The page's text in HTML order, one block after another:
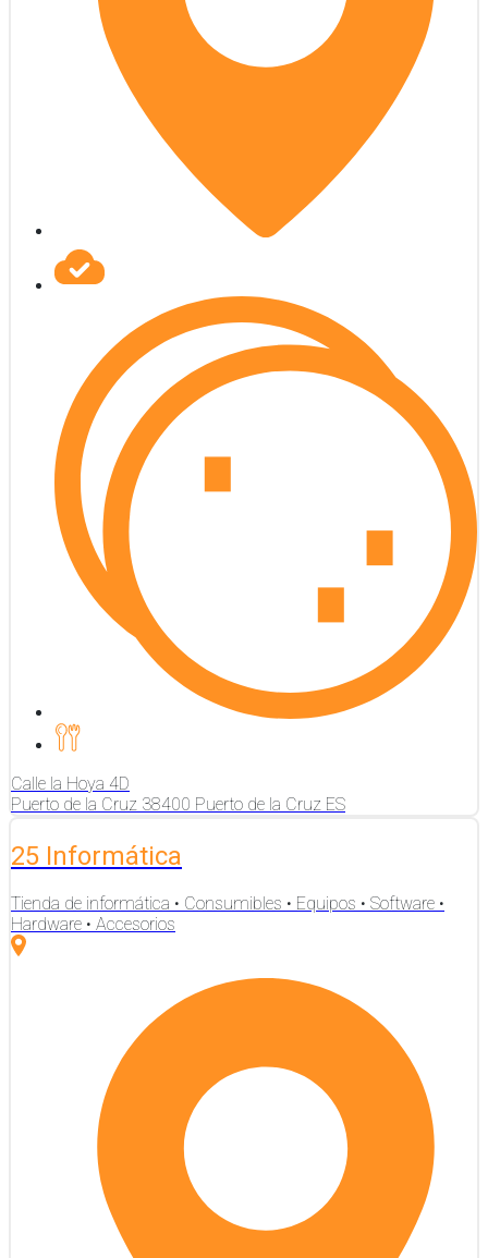
Calle la Hoya 4D
Puerto de la Cruz 38400 Puerto de la Cruz ES
25 Informática
Tienda de informática • Consumibles • Equipos • Software •
Hardware • Accesorios